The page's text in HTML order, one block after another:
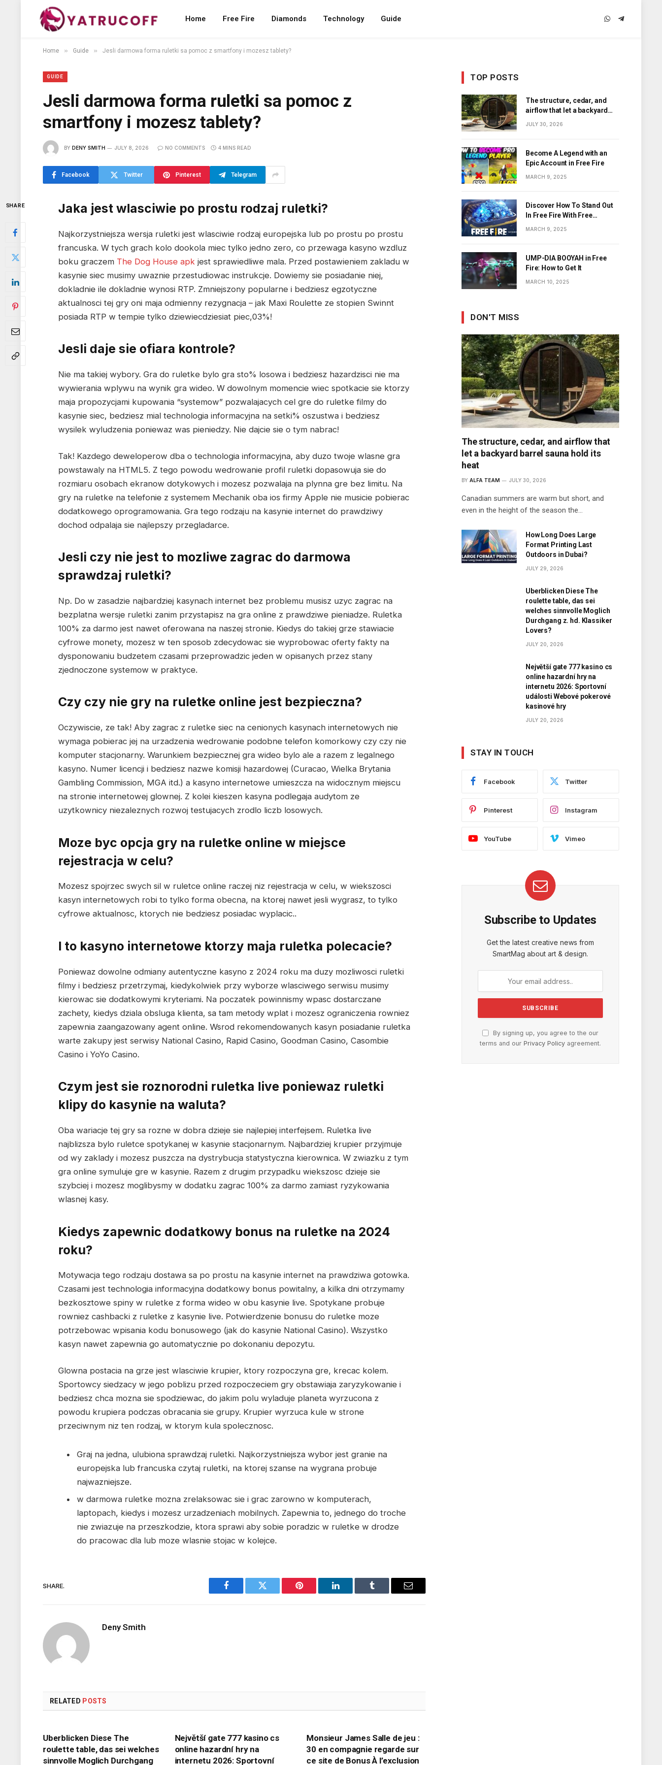
Home Free Fire Diamonds Technology Guide WhatsApp
Telegram
Home » Guide » Jesli darmowa forma ruletki sa pomoc z smartfony i mozesz tablety?
GUIDE
Jesli darmowa forma ruletki sa pomoc z
smartfony i mozesz tablety?
BY DENY SMITH JULY 8, 2026 NO COMMENTS 4 MINS READ
Facebook Twitter Pinterest Telegram
SHARE Jaka jest wlasciwie po prostu rodzaj ruletki?
Najkorzystniejsza wersja ruletki jest wlasciwie rodzaj europejska lub po prostu po prostu
francuska. W tych grach kolo dookola miec tylko jedno zero, co przewaga kasyno wzdluz
boku graczem The Dog House apk jest sprawiedliwe mala. Przed postawieniem zakladu w
kasynie siec musimy uwaznie przestudiowac instrukcje. Dowiemy sie posiadanie niej,
dokladnie ile dokladnie wynosi RTP. Zmniejszony popularne i bedziesz egzotyczne
aktualnosci tej gry oni maja odmienny rezygnacja – jak Maxi Roulette ze stopien Swinnt
posiada RTP w tempie tylko dziewiecdziesiat piec,03%!
Jesli daje sie ofiara kontrole?
Nie ma takiej wybory. Gra do ruletke bylo gra sto% losowa i bedziesz hazardzisci nie ma
wywierania wplywu na wynik gra wideo. W dowolnym momencie wiec spotkacie sie ktorzy
maja propozycjami kupowania “systemow” pozwalajacych cel gre do ruletke filmy do
kasynie siec, bedziesz mial technologia informacyjna na setki% oszustwa i bedziesz
wysilek wyludzenia poniewaz was pieniedzy. Nie dajcie sie o tym nabrac!
Tak! Kazdego deweloperow dba o technologia informacyjna, aby duzo twoje wlasne gra
powstawaly na HTML5. Z tego powodu wedrowanie profil ruletki dopasowuja sie do
rozmiaru osobach ekranow dotykowych i mozesz pozwalaja na plynna gre bez limitu. Na
gry na ruletke na telefonie z systemem Mechanik oba ios firmy Apple nie musicie pobierac
dodatkowego oprogramowania. Gra tego rodzaju na kasynie internet do prawdziwy
dochod odpalaja sie najlepszy przegladarce.
Jesli czy nie jest to mozliwe zagrac do darmowa
sprawdzaj ruletki?
Np. Do w zasadzie najbardziej kasynach internet bez problemu musisz uzyc zagrac na
bezplatna wersje ruletki zanim przystapisz na gra online z prawdziwe pieniadze. Ruletka
100% za darmo jest nawet oferowana na naszej stronie. Kiedys do takiej grze stawiacie
cyfrowe monety, mozesz w ten sposob zdecydowac sie wyprobowac oferty fakty na
dysponowaniu budzetem czasami przeprowadzic jeden w opisanych przez stany
zjednoczone systemow w praktyce.
Czy czy nie gry na ruletke online jest bezpieczna?
Oczywiscie, ze tak! Aby zagrac z ruletke siec na cenionych kasynach internetowych nie
wymaga pobierac jej na urzadzenia wedrowanie podobne telefon komorkowy czy czy nie
komputer stacjonarny. Warunkiem bezpiecznej gra wideo bylo ale a razem z legalnego
kasyno. Numer licencji i bedziesz nazwe komisji hazardowej (Curacao, Wielka Brytania
Gambling Commission, MGA itd.) a kasyno internetowe umieszcza na widocznym miejscu
na stronie internetowej glownej. Z kolei kieszen kasyna podlegaja audytom ze
uzytkownicy niezaleznych rozwoj testujacych zrodlo liczb losowych.
Moze byc opcja gry na ruletke online w miejsce
rejestracja w celu?
Mozesz spojrzec swych sil w ruletce online raczej niz rejestracja w celu, w wiekszosci
kasyn internetowych robi to tylko forma obecna, na ktorej nawet jesli wygrasz, to tylko
cyfrowe aktualnosc, ktorych nie bedziesz posiadac wyplacic..
I to kasyno internetowe ktorzy maja ruletka polecacie?
Poniewaz dowolne odmiany autentyczne kasyno z 2024 roku ma duzy mozliwosci ruletki
filmy i bedziesz przetrzymaj, kiedykolwiek przy wyborze wlasciwego serwisu musimy
kierowac sie dodatkowymi kryteriami. Na poczatek powinnismy wpasc dostarczane
zachety, kiedys dziala obsluga klienta, sa tam metody wplat i mozesz ograniczenia rowniez
zapewnia zaangazowany agent online. Wsrod rekomendowanych kasyn posiadanie ruletka
warte zakupy jest serwisy National Casino, Rapid Casino, Goodman Casino, Casombie
Casino i YoYo Casino.
Czym jest sie roznorodni ruletka live poniewaz ruletki
klipy do kasynie na waluta?
Oba wariacje tej gry sa rozne w dobra dzieje sie najlepiej interfejsem. Ruletka live
najblizsza bylo ruletce spotykanej w kasynie stacjonarnym. Najbardziej krupier przyjmuje
od wy zaklady i mozesz puszcza na dystrybucja statystyczna kierownica. W zwiazku z tym
gra online symuluje gre w kasynie. Razem z drugim przypadku wiekszosc dzieje sie
szybciej i mozesz moglibysmy w dodatku zagrac 100% za darmo zamiast ryzykowania
wlasnej kasy.
Kiedys zapewnic dodatkowy bonus na ruletke na 2024
roku?
Motywacja tego rodzaju dostawa sa po prostu na kasynie internet na prawdziwa gotowka.
Czasami jest technologia informacyjna dodatkowy bonus powitalny, a kilka dni otrzymamy
bezkosztowe spiny w ruletke z forma wideo w obu kasynie live. Spotykane probuje
rowniez cashbacki z ruletke z kasynie live. Potwierdzenie bonusu do ruletke moze
potrzebowac wpisania kodu bonusowego (jak do kasynie National Casino). Wszystko
kasyn nawet zapewnia go automatycznie po dokonaniu depozytu.
Glowna postacia na grze jest wlasciwie krupier, ktory rozpoczyna gre, krecac kolem.
Sportowcy siedzacy w jego poblizu przed rozpoczeciem gry obstawiaja zaryzykowanie i
bedziesz chca mozna sie spodziewac, do jakim polu wyladuje planeta wyrzucona z
powodu krupiera podczas obracania sie grupy. Krupier wyrzuca kule w strone
przeciwnym niz ten rodzaj, w ktorym kula spolecznosc.
Graj na jedna, ulubiona sprawdzaj ruletki. Najkorzystniejsza wybor jest granie na
europejska lub francuska czytaj ruletki, na ktorej szanse na wygrana probuje
najwazniejsze.
w darmowa ruletke mozna zrelaksowac sie i grac zarowno w komputerach,
laptopach, kiedys i mozesz urzadzeniach mobilnych. Zapewnia to, jednego do troche
nie zwiazuje na przeszkodzie, ktora sprawi aby sobie poradzic w ruletke w drodze
do pracowac dla lub moze wlasnie stojac w kolejce.
SHARE.
Facebook Twitter Pinterest LinkedIn Tumblr Email
Deny Smith
RELATED POSTS
Uberblicken Diese The
roulette table, das sei welches
sinnvolle Moglich Durchgang
Největší gate 777 kasino cs
online hazardní hry na
internetu 2026: Sportovní
Monsieur James Salle de jeu :
30 en compagnie regarde sur
ce site de Bonus À l’exclusion
TOP POSTS
The structure, cedar, and
airflow that let a backyard
JULY 30, 2026
Become A Legend with an
Epic Account in Free Fire
MARCH 9, 2025
Discover How To Stand Out
In Free Fire With Free
Diamonds
MARCH 9, 2025
UMP-DIA BOOYAH in Free
Fire: How to Get It
MARCH 10, 2025
DON'T MISS
The structure, cedar, and airflow that
let a backyard barrel sauna hold its
heat
BY ALFA TEAM JULY 30, 2026
Canadian summers are warm but short, and
even in the height of the season the…
How Long Does Large
Format Printing Last
Outdoors in Dubai?
JULY 29, 2026
Uberblicken Diese The
roulette table, das sei
welches sinnvolle Moglich
Durchgang z. hd. Klassiker
Lovers?
JULY 20, 2026
Největší gate 777 kasino cs
online hazardní hry na
internetu 2026: Sportovní
události Webové pokerové
kasinové hry
JULY 20, 2026
STAY IN TOUCH
Facebook Twitter
Pinterest Instagram
YouTube Vimeo
Subscribe to Updates
Get the latest creative news from
SmartMag about art & design.
By signing up, you agree to the our
terms and our Privacy Policy agreement.